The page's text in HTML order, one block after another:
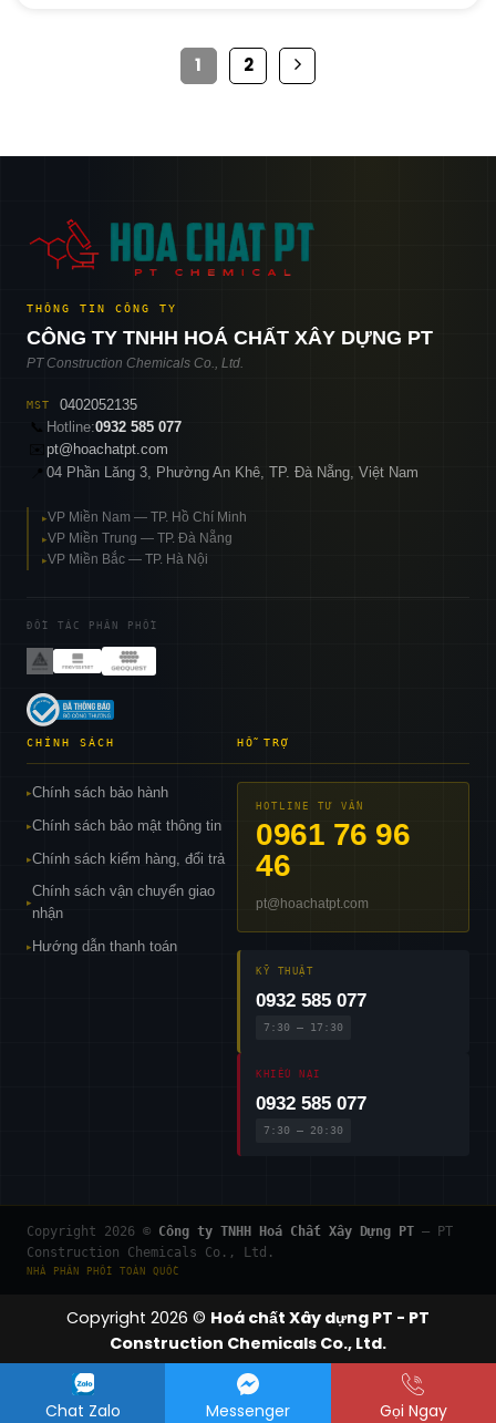
1 2
THÔNG TIN CÔNG TY
CÔNG TY TNHH HOÁ CHẤT XÂY DỰNG PT
PT Construction Chemicals Co., Ltd.
MST
0402052135
📞 Hotline:0932 585 077
pt@hoachatpt.com
04 Phần Lăng 3, Phường An Khê, TP. Đà Nẵng, Việt Nam
▸VP Miền Nam — TP. Hồ Chí Minh
▸VP Miền Trung — TP. Đà Nẵng
▸VP Miền Bắc — TP. Hà Nội
ĐỐI TÁC PHÂN PHỐI
CHÍNH SÁCH
▸Chính sách bảo hành
▸Chính sách bảo mật thông tin
▸Chính sách kiểm hàng, đổi trả
▸
Chính sách vận chuyển giao
nhận
▸ Hướng dẫn thanh toán
HỖ TRỢ
HOTLINE TƯ VẤN
0961 76 96
46
pt@hoachatpt.com
KỸ THUẬT
0932 585 077
7:30 – 17:30
KHIẾU NẠI
0932 585 077
7:30 – 20:30
Copyright 2026 © Công ty TNHH Hoá Chất Xây Dựng PT — PT
Construction Chemicals Co., Ltd.
NHÀ PHÂN PHỐI TOÀN QUỐC
Copyright 2026 © Hoá chất Xây dựng PT - PT
Construction Chemicals Co., Ltd.
Chat Zalo Messenger Gọi Ngay